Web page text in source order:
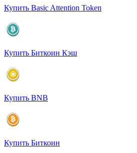
Купить Basic Attention Token
Купить Биткоин Кэш
Купить BNB
Купить Биткоин